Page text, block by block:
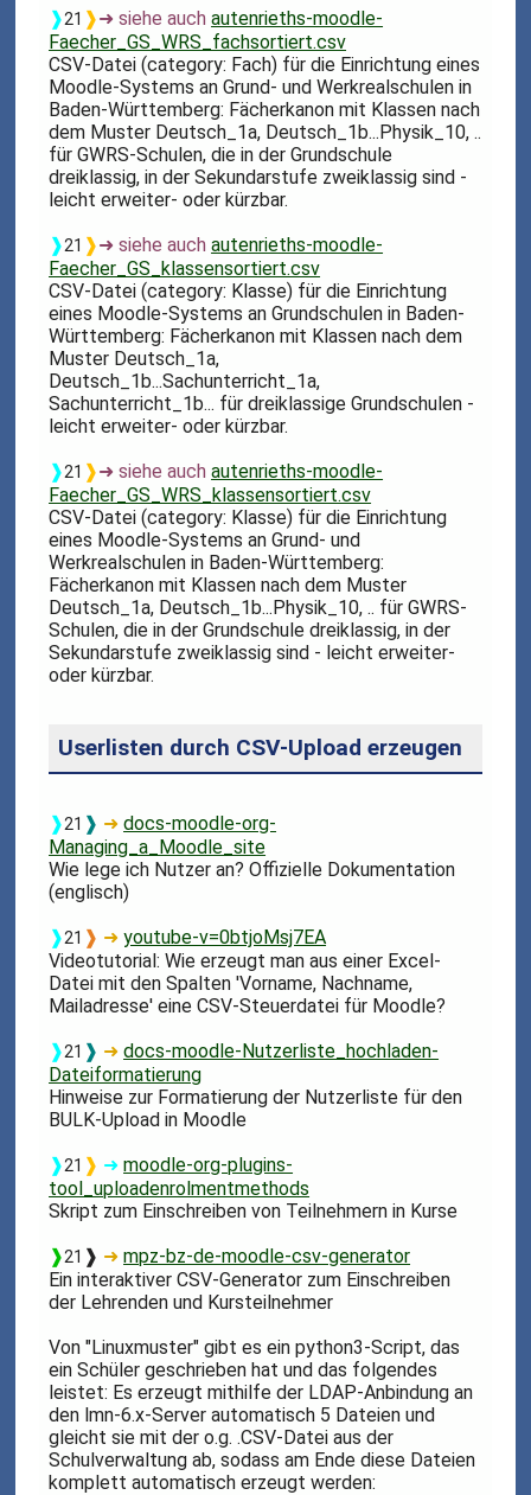
❱21 ❱➜ siehe auchautenrieths-moodle-
Faecher_GS_WRS_fachsortiert.csv
CSV-Datei (category: Fach) für die Einrichtung eines
Moodle-Systems an Grund- und Werkrealschulen in
Baden-Württemberg: Fächerkanon mit Klassen nach
dem Muster Deutsch_1a, Deutsch_1b...Physik_10, ..
für GWRS-Schulen, die in der Grundschule
dreiklassig, in der Sekundarstufe zweiklassig sind -
leicht erweiter- oder kürzbar.
❱21 ❱➜ siehe auchautenrieths-moodle-
Faecher_GS_klassensortiert.csv
CSV-Datei (category: Klasse) für die Einrichtung
eines Moodle-Systems an Grundschulen in Baden-
Württemberg: Fächerkanon mit Klassen nach dem
Muster Deutsch_1a,
Deutsch_1b...Sachunterricht_1a,
Sachunterricht_1b... für dreiklassige Grundschulen -
leicht erweiter- oder kürzbar.
❱21 ❱➜ siehe auchautenrieths-moodle-
Faecher_GS_WRS_klassensortiert.csv
CSV-Datei (category: Klasse) für die Einrichtung
eines Moodle-Systems an Grund- und
Werkrealschulen in Baden-Württemberg:
Fächerkanon mit Klassen nach dem Muster
Deutsch_1a, Deutsch_1b...Physik_10, .. für GWRS-
Schulen, die in der Grundschule dreiklassig, in der
Sekundarstufe zweiklassig sind - leicht erweiter-
oder kürzbar.
Userlisten durch CSV-Upload erzeugen
❱21 ❱ ➜docs-moodle-org-
Managing_a_Moodle_site
Wie lege ich Nutzer an? Offizielle Dokumentation
(englisch)
❱21 ❱ ➜youtube-v=0btjoMsj7EA
Videotutorial: Wie erzeugt man aus einer Excel-
Datei mit den Spalten 'Vorname, Nachname,
Mailadresse' eine CSV-Steuerdatei für Moodle?
❱21 ❱ ➜docs-moodle-Nutzerliste_hochladen-
Dateiformatierung
Hinweise zur Formatierung der Nutzerliste für den
BULK-Upload in Moodle
❱21 ❱ ➜moodle-org-plugins-
tool_uploadenrolmentmethods
Skript zum Einschreiben von Teilnehmern in Kurse
❱21 ❱ ➜mpz-bz-de-moodle-csv-generator
Ein interaktiver CSV-Generator zum Einschreiben
der Lehrenden und Kursteilnehmer
Von "Linuxmuster" gibt es ein python3-Script, das
ein Schüler geschrieben hat und das folgendes
leistet: Es erzeugt mithilfe der LDAP-Anbindung an
den lmn-6.x-Server automatisch 5 Dateien und
gleicht sie mit der o.g. .CSV-Datei aus der
Schulverwaltung ab, sodass am Ende diese Dateien
komplett automatisch erzeugt werden: